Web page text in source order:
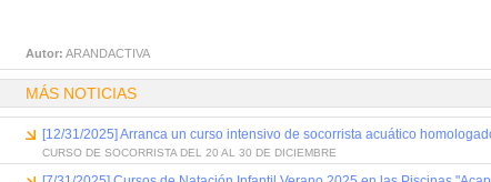
Autor: ARANDACTIVA
MÁS NOTICIAS
[12/31/2025] Arranca un curso intensivo de socorrista acuático
CURSO DE SOCORRISTA DEL 20 AL 30 DE DICIEMBRE